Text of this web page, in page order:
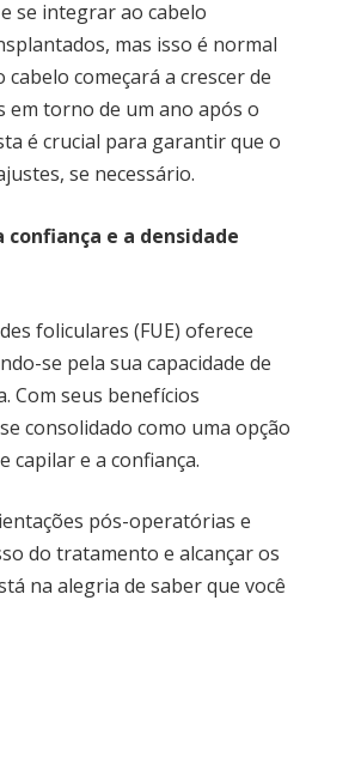
se integrar ao cabelo
mas isso é normal
começará a crescer de
em torno de um ano após o
é crucial para garantir que o
se necessário.
confiança e a densidade
foliculares (FUE) oferece
se pela sua capacidade de
Com seus benefícios
consolidado como uma opção
capilar e a confiança.
pós-operatórias e
do tratamento e alcançar os
na alegria de saber que você